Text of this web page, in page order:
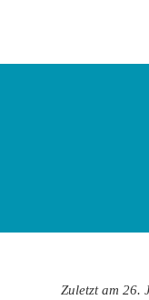
Zuletzt am 26.